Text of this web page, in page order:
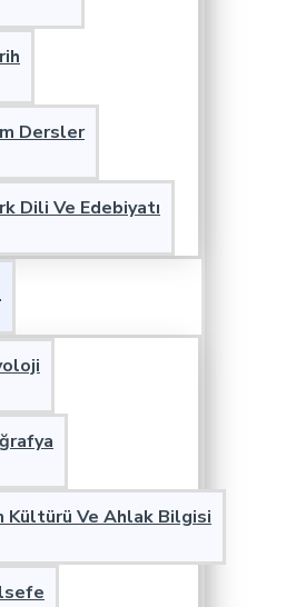
Dersler
Dili Ve Edebiyatı
Kültürü Ve Ahlak Bilgisi